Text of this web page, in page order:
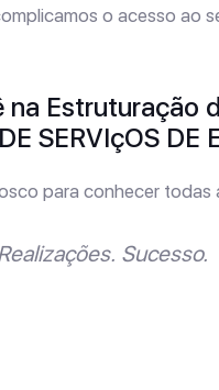
o acesso ao
na Estruturação
SERVIçOS DE
para conhecer todas
Sucesso.